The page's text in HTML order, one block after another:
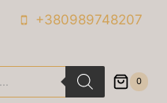
+380989748207
0